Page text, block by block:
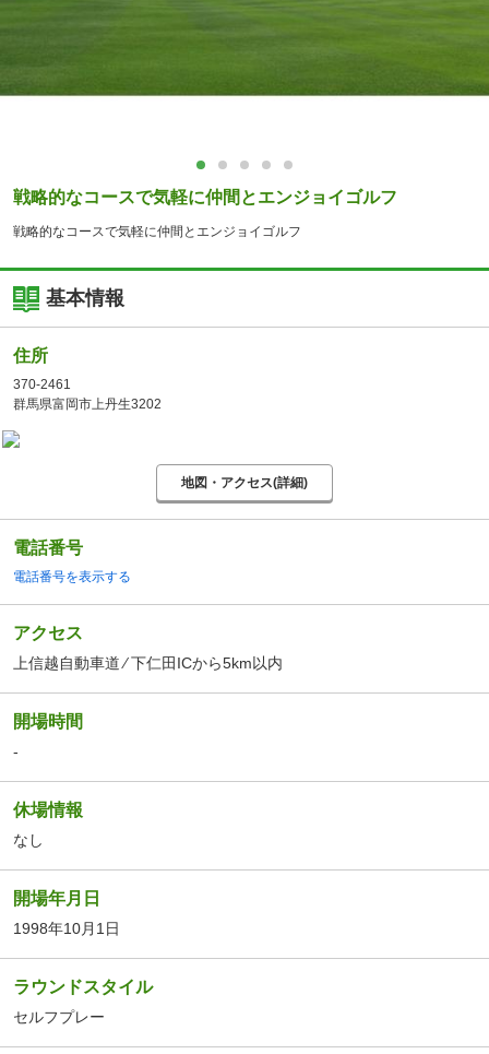
戦略的なコースで気軽に仲間とエンジョイゴルフ
戦略的なコースで気軽に仲間とエンジョイゴルフ
基本情報
住所
370-2461
群馬県富岡市上丹生3202
地図・アクセス(詳細)
電話番号
電話番号を表示する
アクセス
上信越自動車道 ⁄ 下仁田ICから5km以内
開場時間
-
休場情報
なし
開場年月日
1998年10月1日
ラウンドスタイル
セルフプレー